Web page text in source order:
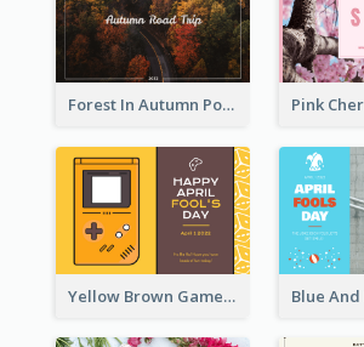
Forest In Autumn Post Card
Yellow Brown Games Illustration April Fools Day Postcard